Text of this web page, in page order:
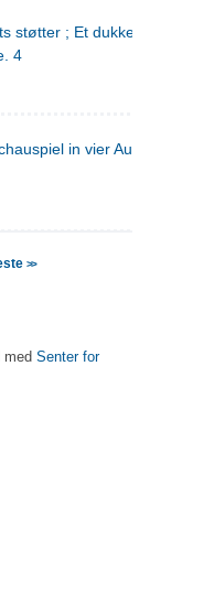
støtter ; Et dukkehjem ;
4
in vier Aufzügen
>>
med Senter for